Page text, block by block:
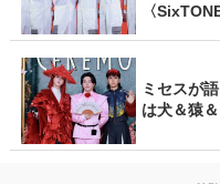
〈
ミセスが
は犬＆猿